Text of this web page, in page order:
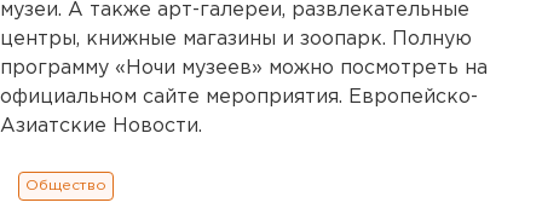
музеи. А также арт-галереи, развлекательные
центры, книжные магазины и зоопарк. Полную
программу «Ночи музеев» можно посмотреть на
официальном сайте мероприятия. Европейско-
Азиатские Новости.
Общество